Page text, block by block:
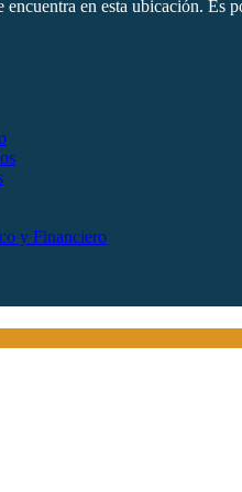
encuentra en esta ubicación. Es
y Financiero